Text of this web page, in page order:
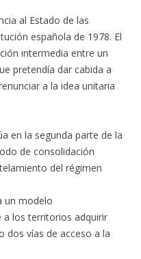
al Estado de las
española de 1978. El
intermedia entre un
pretendía dar cabida a
a la idea unitaria
en la segunda parte de la
de consolidación
del régimen
un modelo
a los territorios adquirir
dos vías de acceso a la